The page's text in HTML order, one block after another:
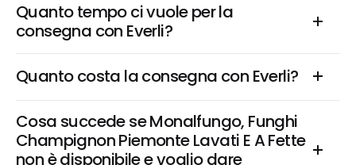
Quanto tempo ci vuole per la
consegna con Everli?
Quanto costa la consegna con Everli?
Cosa succede se Monalfungo, Funghi
Champignon Piemonte Lavati E A Fette
non è disponibile e voglio dare